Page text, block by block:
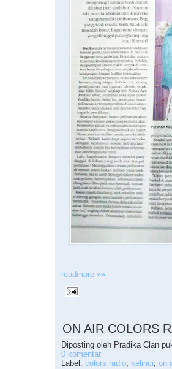
readmore »»
ON AIR COLORS
Diposting oleh Pradika Clan
0 komentar
Label: colors radio, kelinci, on